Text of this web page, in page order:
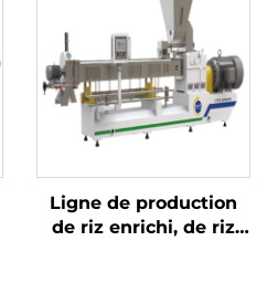
Ligne de production
de riz enrichi, de riz